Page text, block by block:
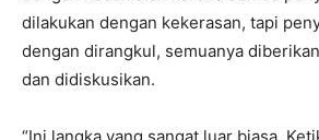
dilakukan dengan kekerasan, tapi
dengan dirangkul, semuanya
dan didiskusikan.